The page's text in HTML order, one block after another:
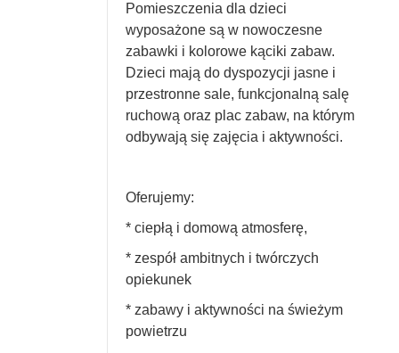
Pomieszczenia dla dzieci
wyposażone są w nowoczesne
zabawki i kolorowe kąciki zabaw.
Dzieci mają do dyspozycji jasne i
przestronne sale, funkcjonalną salę
ruchową oraz plac zabaw, na którym
odbywają się zajęcia i aktywności.
Oferujemy:
* ciepłą i domową atmosferę,
* zespół ambitnych i twórczych
opiekunek
* zabawy i aktywności na świeżym
powietrzu